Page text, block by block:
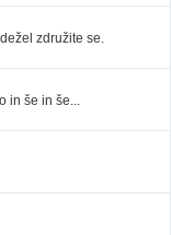
združite se.
in še in še...